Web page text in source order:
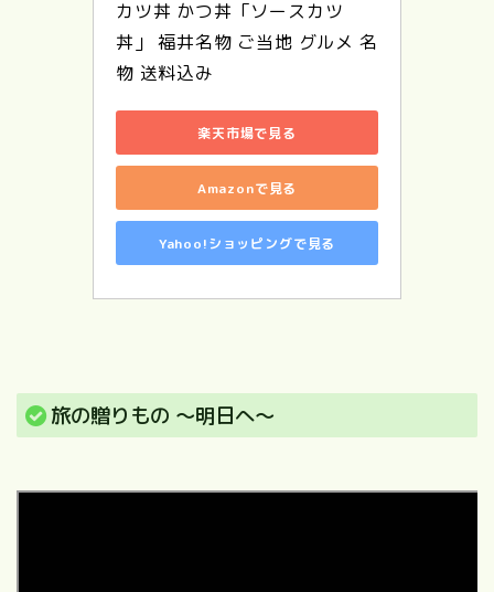
カツ丼 かつ丼「ソースカツ
丼」 福井名物 ご当地 グルメ 名
物 送料込み
楽天市場で見る
Amazonで見る
Yahoo!ショッピングで見る
旅の贈りもの ～明日へ～